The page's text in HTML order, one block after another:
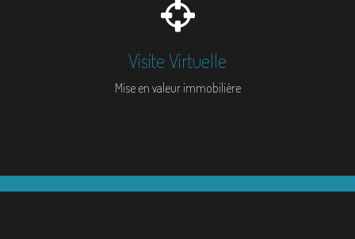
Visite Virtuelle
Mise en valeur immobilière